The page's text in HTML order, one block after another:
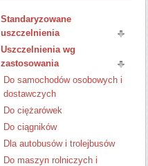
Standaryzowane
uszczelnienia
Uszczelnienia wg
zastosowania
Do samochodów osobowych i
dostawczych
Do ciężarówek
Do ciągników
Dla autobusów i trolejbusów
Do maszyn rolniczych i